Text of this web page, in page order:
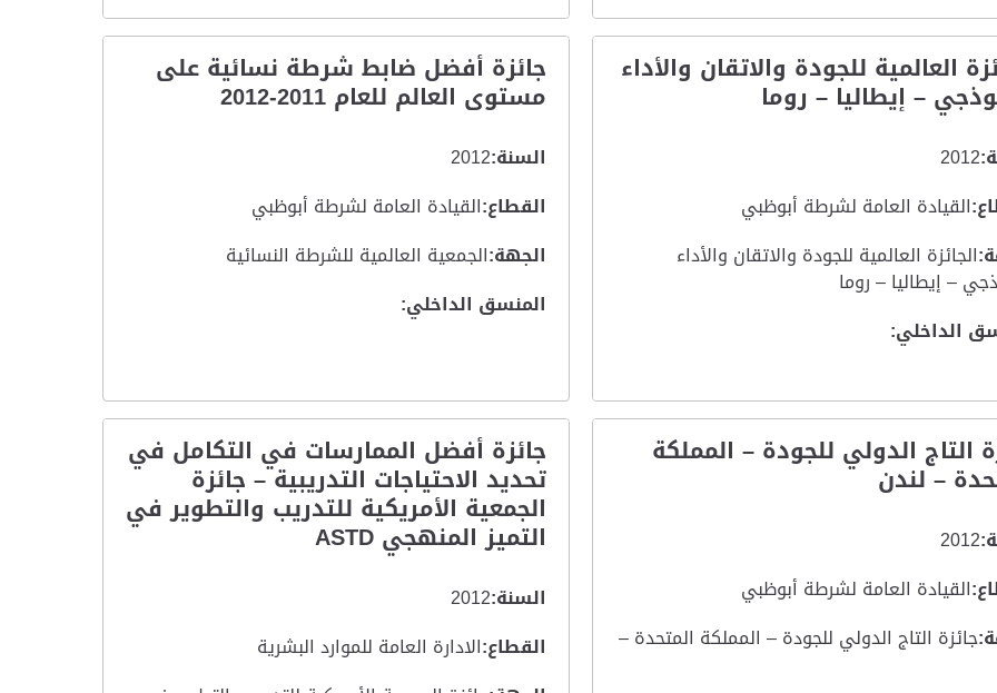
العالمية للجودة والاتقان والأداء
– إيطاليا – روما
2012
القيادة العامة لشرطة أبوظبي
الجائزة العالمية للجودة والاتقان والأداء
– إيطاليا – روما
الداخلي:
جائزة أفضل ضابط شرطة نسائية على
مستوى العالم للعام 2011-2012
السنة:2012
القطاع:القيادة العامة لشرطة أبوظبي
الجهة:الجمعية العالمية للشرطة النسائية
المنسق الداخلي:
التاج الدولي للجودة – المملكة
– لندن
2012
القيادة العامة لشرطة أبوظبي
جائزة التاج الدولي للجودة – المملكة المتحدة –
جائزة أفضل الممارسات في التكامل في
تحديد الاحتياجات التدريبية – جائزة
الجمعية الأمريكية للتدريب والتطوير في
التميز المنهجي ASTD
السنة:2012
القطاع:الادارة العامة للموارد البشرية